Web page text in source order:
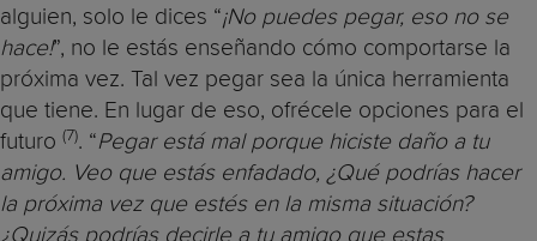
alguien, solo le dices “¡No puedes pegar, eso no se
hace!”, no le estás enseñando cómo comportarse la
próxima vez. Tal vez pegar sea la única herramienta
que tiene. En lugar de eso, ofrécele opciones para el
futuro (7). “Pegar está mal porque hiciste daño a tu
amigo. Veo que estás enfadado, ¿Qué podrías hacer
la próxima vez que estés en la misma situación?
¿Quizás podrías decirle a tu amigo que estas